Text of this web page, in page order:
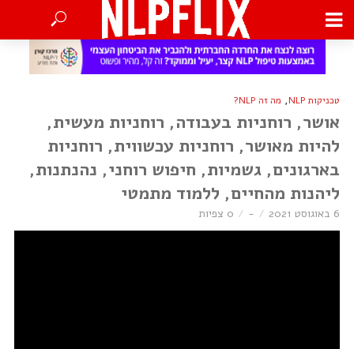
טכניקות NLP , מה זה NLP?
אושר, רוחניות בעבודה, רוחניות מעשית,
להיות מאושר, רוחניות עכשווית, רוחניות
בארגונים, גשמיות, חיפוש רוחני, נהנתנות,
ליהנות מהחיים, ללמוד מתמטי
6 באוגוסט 2021 - 0 צפיות